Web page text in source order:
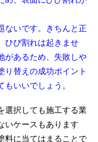
ないです。きちんと正
ひび割れは起きませ
があるため、失敗しや
り替えの成功ポイント
いいでしょう。
選択しても施工する業
いケースもあります
料に当てはまることで